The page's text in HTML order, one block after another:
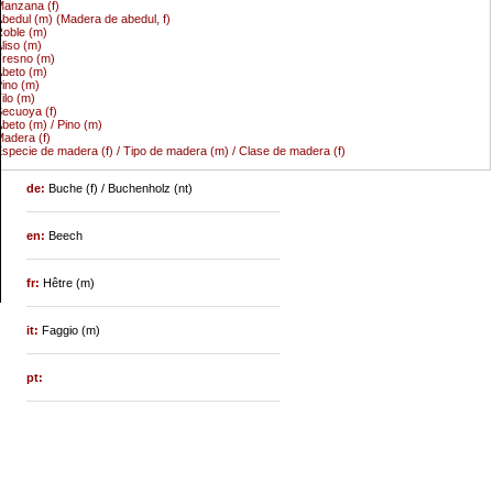
(f)
(m) (Madera de abedul, f)
(m)
(m)
(m)
(m)
(m)
(m)
(f)
(m) / Pino (m)
(f)
de madera (f) / Tipo de madera (m) / Clase de madera (f)
de:Buche (f) / Buchenholz (nt)
en:Beech
fr:Hêtre (m)
it:Faggio (m)
pt: